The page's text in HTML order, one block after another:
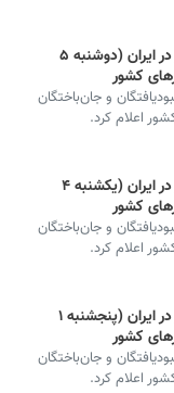
آمار کرونا امروز در ایران (دوشنبه ۵
و جان‌باختگان
اعلام کرد.
آمار کرونا امروز در ایران (یکشنبه ۴
و جان‌باختگان
اعلام کرد.
آمار کرونا امروز در ایران (پنجشنبه ۱
و جان‌باختگان
اعلام کرد.